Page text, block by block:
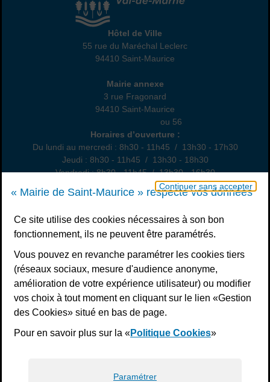
Continuer sans accepter
« Mairie de Saint-Maurice » respecte vos données
Ce site utilise des cookies nécessaires à son bon
fonctionnement, ils ne peuvent être paramétrés.
Vous pouvez en revanche paramétrer les cookies tiers
(réseaux sociaux, mesure d'audience anonyme,
amélioration de votre expérience utilisateur) ou modifier
vos choix à tout moment en cliquant sur le lien «Gestion
des Cookies» situé en bas de page.
Pour en savoir plus sur la «Politique Cookies»
Paramétrer
Hôtel de Ville
Hôtel de Ville
55 rue du Maréchal Leclerc
94410 Saint-Maurice
Annexe
Mairie annexe
3 rue Fragonard
94410 Saint-Maurice
ou 56
Horaires d’ouverture :
Du lundi au mercredi : 8h30 - 11h45 / 13h30 - 17h30
Jeudi : 8h30 - 11h45 / 13h30 - 18h30
Vendredi : 8h30 - 11h45 / 13h30 - 16h30
Un samedi par mois : permanence état civil, sur rendez-vous
S’inscrire à la newsletter
Télécharger l’application
Nous suivre
Facebook
Instagram
Youtube
LinkedIn
Calaméo